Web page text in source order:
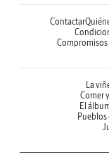
Contactar
La
Comer
El
Pueblos